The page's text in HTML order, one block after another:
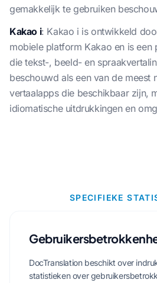
gemakkelijk te gebruiken
Kakao i: Kakao i is ontwikkeld
mobiele platform Kakao en is een
die tekst-, beeld- en
beschouwd als een van de meest
vertaalapps die beschikbaar zijn,
idiomatische uitdrukkingen en
SPECIFIEKE
DocTranslation beschikt over
statistieken over